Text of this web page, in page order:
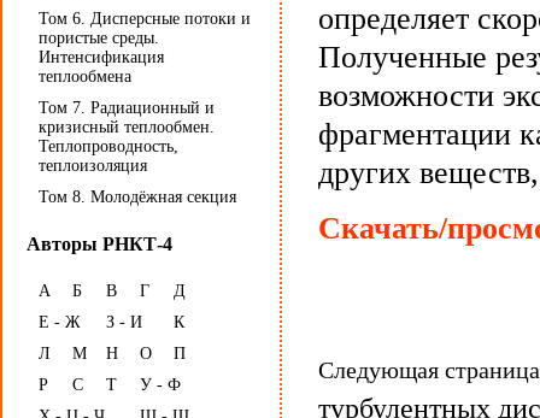
Том 6. Дисперсные потоки и
пористые среды.
Интенсификация
теплообмена
Том 7. Радиационный и
кризисный теплообмен.
Теплопроводность,
теплоизоляция
Том 8. Молодёжная секция
Авторы РНКТ-4
А Б В Г
Д
Е - Ж
З - И
К
Л
М Н О
П
Р
С Т
У - Ф
определяет
Полученные
возможности
фрагментации
других
Скачать/
Следующая
турбулентных